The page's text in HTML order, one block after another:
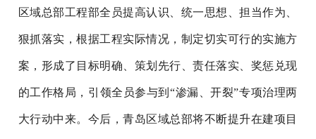
区域总部工程部全员提高认识、统一思想、担当作为、
狠抓落实，根据工程实际情况，制定切实可行的实施方
案，形成了目标明确、策划先行、责任落实、奖惩兑现
的工作格局，引领全员参与到“渗漏、开裂”专项治理两
大行动中来。今后，青岛区域总部将不断提升在建项目